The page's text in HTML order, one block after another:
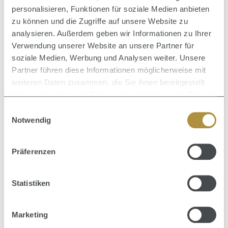
personalisieren, Funktionen für soziale Medien anbieten
zu können und die Zugriffe auf unsere Website zu
analysieren. Außerdem geben wir Informationen zu Ihrer
Verwendung unserer Website an unsere Partner für
soziale Medien, Werbung und Analysen weiter. Unsere
Partner führen diese Informationen möglicherweise mit
weiteren Daten zusammen, die Sie ihnen bereitgestellt
haben oder die sie im Rahmen Ihrer Nutzung der Dienste
Notwendig
Präferenzen
Statistiken
Marketing
Durchschnittliche Bewertung von 0 von 5 Sternen